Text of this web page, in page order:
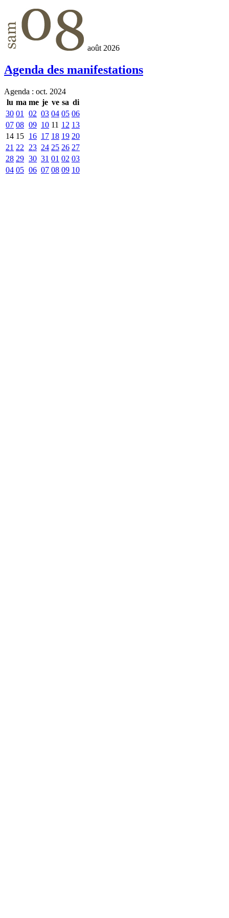
août 2026
Agenda des manifestations
Agenda : oct. 2024
lu ma me je ve sa di
30 01 02 03 04 05 06
07 08 09 10 11 12 13
14 15 16 17 18 19 20
21 22 23 24 25 26 27
28 29 30 31 01 02 03
04 05 06 07 08 09 10